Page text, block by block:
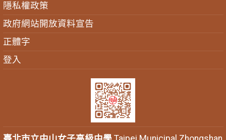
隱私權政策
政府網站開放資料宣告
正體字
登入